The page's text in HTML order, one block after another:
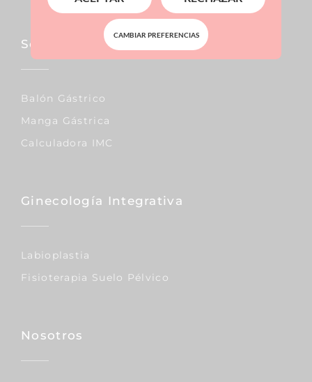
Sobrepeso & Obesidad
Balón Gástrico
Manga Gástrica
Calculadora IMC
Ginecología Integrativa
Labioplastia
Fisioterapia Suelo Pélvico
Nosotros
CAMBIAR PREFERENCIAS